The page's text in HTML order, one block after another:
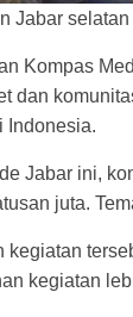
Jabar
Kompas
dan
Indonesia.
Jabar ini,
juta.
kegiatan
kegiatan